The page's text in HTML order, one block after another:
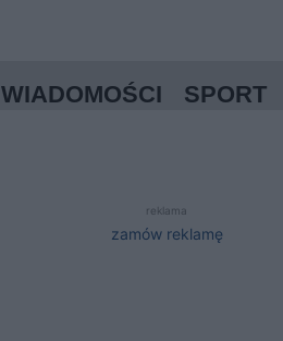
WIADOMOŚCI SPORT
reklama
zamów reklamę